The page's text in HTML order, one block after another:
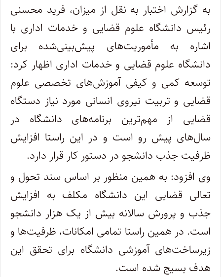
به گزارش اختبار به نقل از میزان، فرید محسنی
رئیس دانشگاه علوم قضایی و خدمات اداری با
اشاره به مأموریت‌های پیش‌بینی‌شده برای
دانشگاه علوم قضایی و خدمات اداری اظهار کرد:
توسعه کمی و کیفی آموزش‌های تخصصی علوم
قضایی و تربیت نیروی انسانی مورد نیاز دستگاه
قضایی از مهم‌ترین برنامه‌های دانشگاه در
سال‌های پیش رو است و در این راستا افزایش
ظرفیت جذب دانشجو در دستور کار قرار دارد.
وی افزود: به همین منظور بر اساس سند تحول و
تعالی قضایی این دانشگاه مکلف به افزایش
جذب و پرورش سالانه بیش از یک هزار دانشجو
است. در همین راستا تمامی امکانات، ظرفیت‌ها و
زیرساخت‌های آموزشی دانشگاه برای تحقق این
هدف بسیج شده است.